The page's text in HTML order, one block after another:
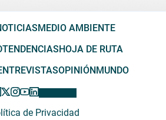
MEDIO AMBIENTE
TENDENCIASHOJA DE RUTA
OPINIÓNMUNDO
de Privacidad